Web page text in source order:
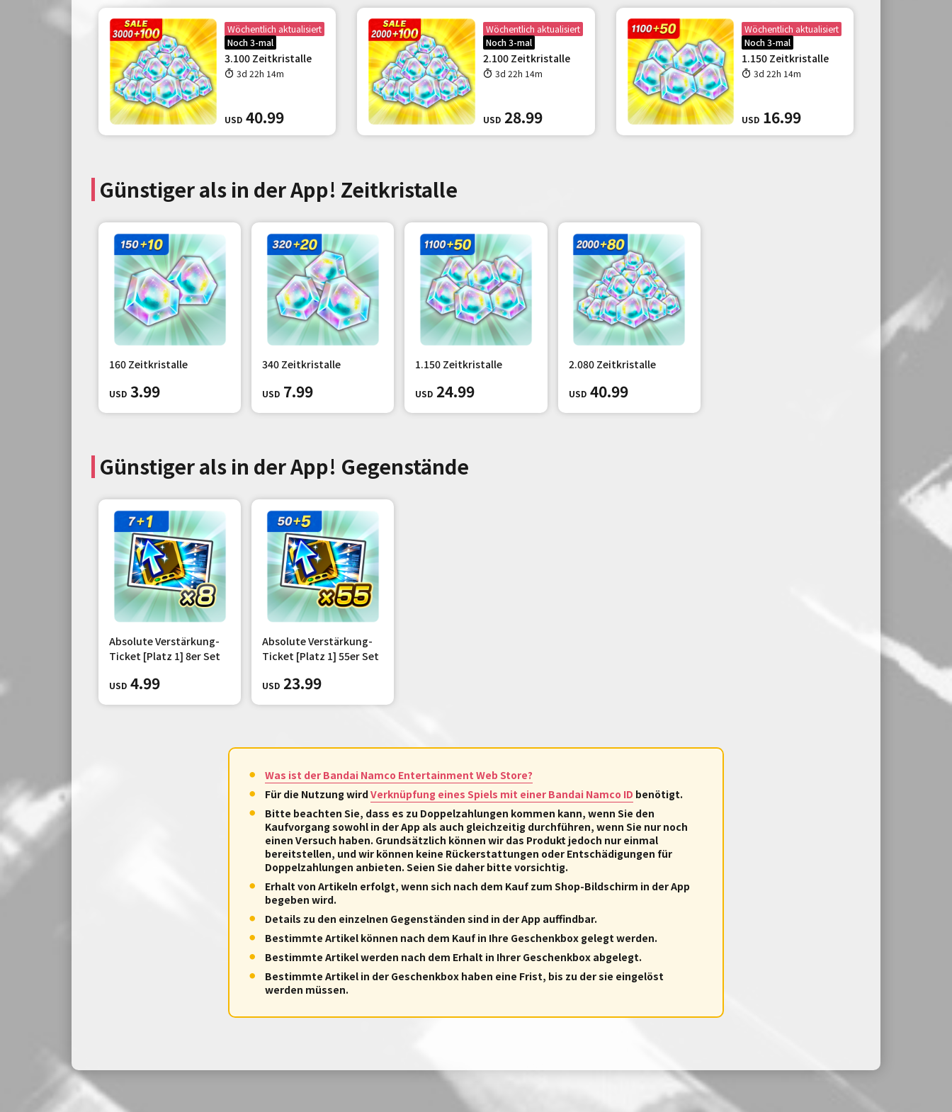
Wöchentlich aktualisiert
Noch 3-mal
3.100 Zeitkristalle
3d 22h 14m
USD 40.99
Wöchentlich aktualisiert
Noch 3-mal
2.100 Zeitkristalle
3d 22h 14m
USD 28.99
Wöchentlich aktualisiert
Noch 3-mal
1.150 Zeitkristalle
3d 22h 14m
USD 16.99
Günstiger als in der App! Zeitkristalle
160 Zeitkristalle
USD 3.99
340 Zeitkristalle
USD 7.99
1.150 Zeitkristalle
USD 24.99
2.080 Zeitkristalle
USD 40.99
Günstiger als in der App! Gegenstände
Absolute Verstärkung-
Ticket [Platz 1] 8er Set
USD 4.99
Absolute Verstärkung-
Ticket [Platz 1] 55er Set
USD 23.99
Was ist der Bandai Namco Entertainment Web Store?
Für die Nutzung wirdVerknüpfung eines Spiels mit einer Bandai Namco ID benötigt.
Bitte beachten Sie, dass es zu Doppelzahlungen kommen kann, wenn Sie den
Kaufvorgang sowohl in der App als auch gleichzeitig durchführen, wenn Sie nur noch
einen Versuch haben. Grundsätzlich können wir das Produkt jedoch nur einmal
bereitstellen, und wir können keine Rückerstattungen oder Entschädigungen für
Doppelzahlungen anbieten. Seien Sie daher bitte vorsichtig.
Erhalt von Artikeln erfolgt, wenn sich nach dem Kauf zum Shop-Bildschirm in der App
begeben wird.
Details zu den einzelnen Gegenständen sind in der App auffindbar.
Bestimmte Artikel können nach dem Kauf in Ihre Geschenkbox gelegt werden.
Bestimmte Artikel werden nach dem Erhalt in Ihrer Geschenkbox abgelegt.
Bestimmte Artikel in der Geschenkbox haben eine Frist, bis zu der sie eingelöst
werden müssen.